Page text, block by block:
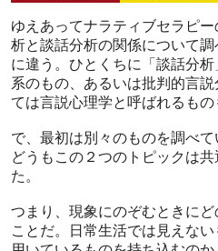
ゆえあってナラティブセラピ
析と談話分析の関係について
に違う。ひとくちに「談話分
系のもの、あるいは批判的言
ては言説心理学と呼ばれるも
で、最初は別々のものを調べ
どうもこの２つのトピックは
た。
つまり、現象にのぞむときに
ことだ。日常生活では見えな